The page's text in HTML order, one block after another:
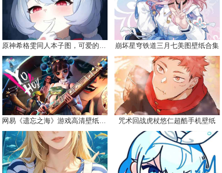
崩坏星穹铁道三月七美图壁纸合集
咒术回战虎杖悠仁超酷手机壁纸